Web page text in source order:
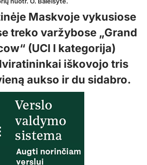
Maskvoje vykusiose
treko varžybose „Grand
(UCI I kategorija)
iškovojo tris
aukso ir du sidabro.